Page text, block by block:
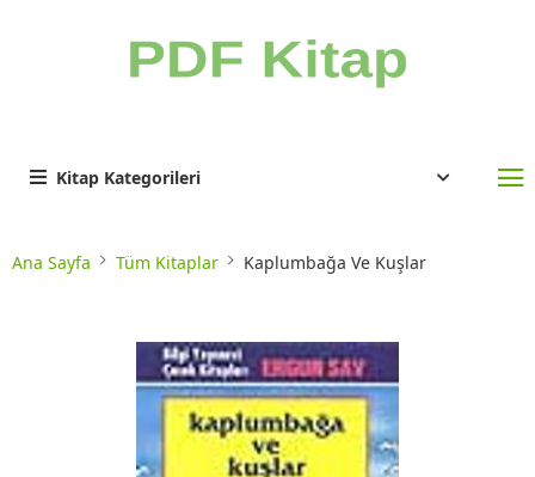
Kitap Kategorileri
Ana Sayfa Tüm Kitaplar Kaplumbağa Ve Kuşlar